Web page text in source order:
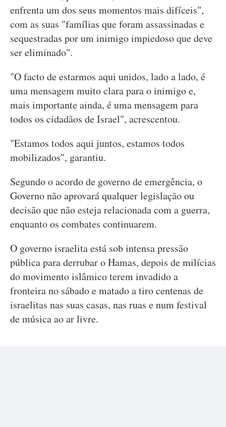
enfrenta um dos seus momentos mais difíceis",
com as suas "famílias que foram assassinadas e
sequestradas por um inimigo impiedoso que deve
ser eliminado".
"O facto de estarmos aqui unidos, lado a lado, é
uma mensagem muito clara para o inimigo e,
mais importante ainda, é uma mensagem para
todos os cidadãos de Israel", acrescentou.
"Estamos todos aqui juntos, estamos todos
mobilizados", garantiu.
Segundo o acordo de governo de emergência, o
Governo não aprovará qualquer legislação ou
decisão que não esteja relacionada com a guerra,
enquanto os combates continuarem.
O governo israelita está sob intensa pressão
pública para derrubar o Hamas, depois de milícias
do movimento islâmico terem invadido a
fronteira no sábado e matado a tiro centenas de
israelitas nas suas casas, nas ruas e num festival
de música ao ar livre.